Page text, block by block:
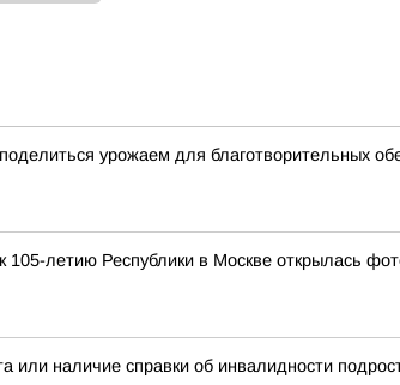
урожаем для благотворительных
летию Республики в Москве открылась
или наличие справки об инвалидности